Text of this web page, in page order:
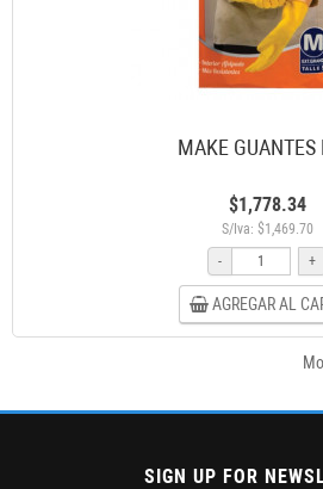
MAKE GUANTES
$1,778.34
S/Iva: $1,469.70
-
+
AGREGAR AL
SIGN UP FOR